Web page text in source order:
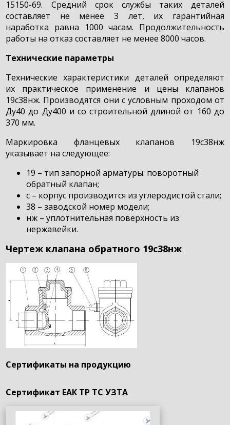
15150-69. Средний срок службы таких деталей
составляет не менее 3 лет, их гарантийная
наработка равна 1000 часам. Продолжительность
работы на отказ составляет не менее 8000 часов.
Технические параметры
Технические характеристики деталей определяют
их практическое применение и цены клапанов
19с38нж. Производятся они с условным проходом от
Ду40 до Ду400 и со строительной длиной от 160 до
370 мм.
Маркировка фланцевых клапанов 19с38нж
указывает на следующее:
19 – тип запорной арматуры: поворотный
обратный клапан;
с – корпус производится из углеродистой стали;
38 – заводской номер модели;
нж – уплотнительная поверхность из
нержавейки.
Чертеж клапана обратного 19с38нж
Сертификаты на продукцию
Сертификат ЕАК ТР ТС УЗТА